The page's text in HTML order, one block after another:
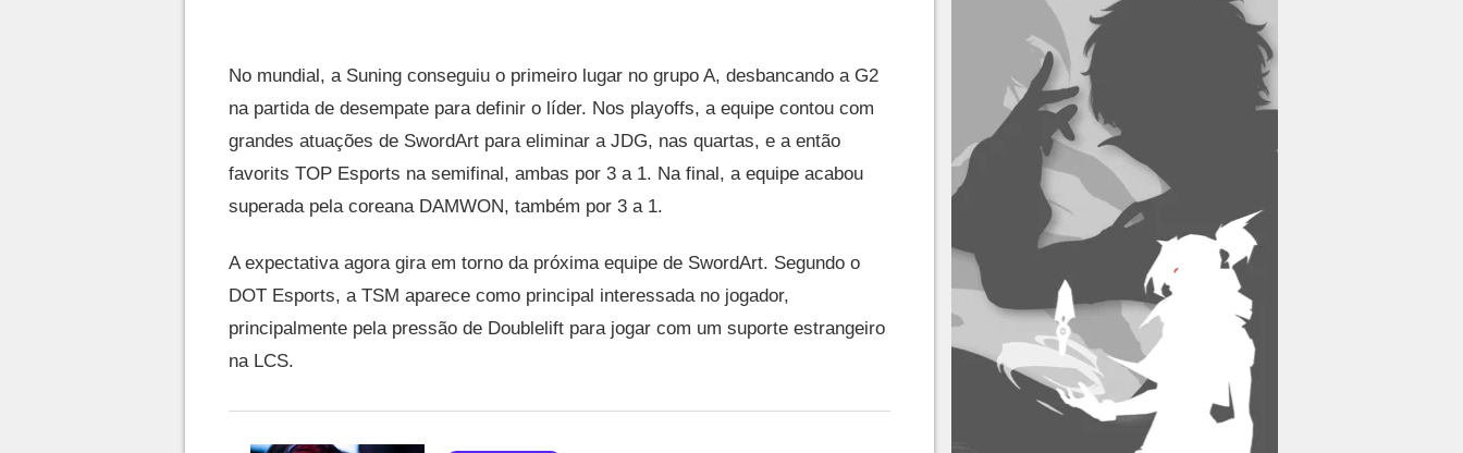
No mundial, a Suning conseguiu o primeiro lugar no grupo A, desbancando a G2
na partida de desempate para definir o líder. Nos playoffs, a equipe contou com
grandes atuações de SwordArt para eliminar a JDG, nas quartas, e a então
favorits TOP Esports na semifinal, ambas por 3 a 1. Na final, a equipe acabou
superada pela coreana DAMWON, também por 3 a 1.
A expectativa agora gira em torno da próxima equipe de SwordArt. Segundo o
DOT Esports, a TSM aparece como principal interessada no jogador,
principalmente pela pressão de Doublelift para jogar com um suporte estrangeiro
na LCS.